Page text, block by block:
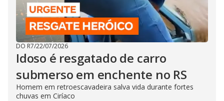
DO R7/22/07/2026
Idoso é resgatado de carro
submerso em enchente no RS
Homem em retroescavadeira salva vida durante fortes
chuvas em Ciríaco